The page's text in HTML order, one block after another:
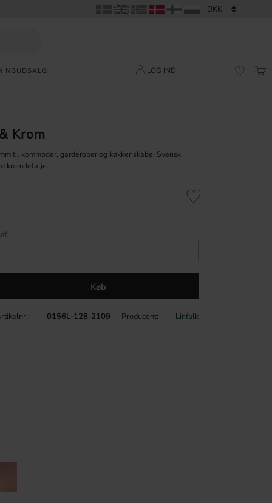
UDSALG LOG IND
Krom
til kommoder, garderober og køkkenskabe. Svensk
kromdetalje.
Køb
Gem som favorit
0156L-128-2109 Producent Linfalk